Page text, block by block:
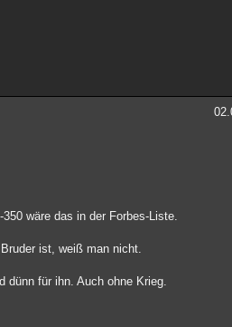
wäre das in der Forbes-Liste.
ist, weiß man nicht.
dünn für ihn. Auch ohne Krieg.